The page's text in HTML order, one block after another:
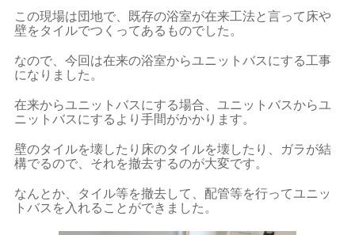
この現場は団地で、既存の浴室が在来工法と言って床や
壁をタイルでつくってあるものでした。
なので、今回は在来の浴室からユニットバスにする工事
になりました。
在来からユニットバスにする場合、ユニットバスからユ
ニットバスにするより手間がかかります。
壁のタイルを壊したり床のタイルを壊したり、ガラが結
構でるので、それを撤去するのが大変です。
なんとか、タイル等を撤去して、配管等を行ってユニッ
トバスを入れることができました。